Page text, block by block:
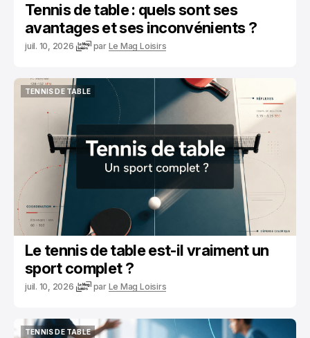
Tennis de table : quels sont ses
avantages et ses inconvénients ?
juil. 10, 2026 par Le Mag Loisirs
TENNIS DE TABLE
TENNIS DE TABLE
Le tennis de table est-il vraiment un
sport complet ?
juil. 10, 2026 par Le Mag Loisirs
TENNIS DE TABLE